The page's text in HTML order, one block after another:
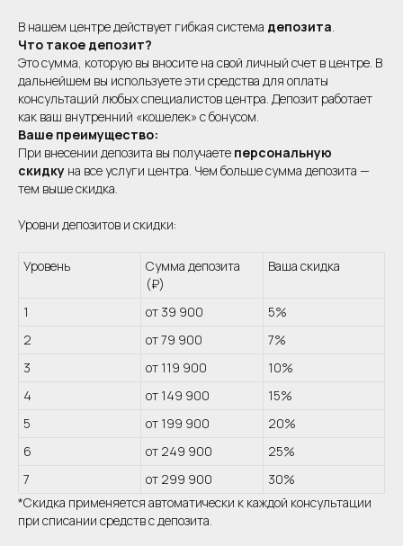
В нашем центре действует гибкая система депозита.
Что такое депозит?
Это сумма, которую вы вносите на свой личный счет в центре. В
дальнейшем вы используете эти средства для оплаты
консультаций любых специалистов центра. Депозит работает
как ваш внутренний «кошелек» с бонусом.
Ваше преимущество:
При внесении депозита вы получаете персональную
скидку на все услуги центра. Чем больше сумма депозита —
тем выше скидка.
Уровни депозитов и скидки:
Уровень
Сумма депозита
(₽)
Ваша скидка
1 от 39 900
5%
2
от 79 900
7%
3
от 119 900
10%
4
от 149 900
15%
5
от 199 900
20%
6
от 249 900
25%
7
от 299 900
30%
*Скидка применяется автоматически к каждой консультации
при списании средств с депозита.